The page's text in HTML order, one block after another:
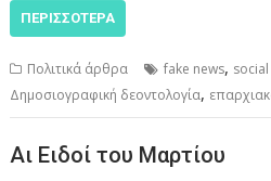
ΠΕΡΙΣΣΌΤΕΡΑ
Πολιτικά άρθρα fake news,
Δημοσιογραφική δεοντολογία,
Αι Ειδοί του Μαρτίου